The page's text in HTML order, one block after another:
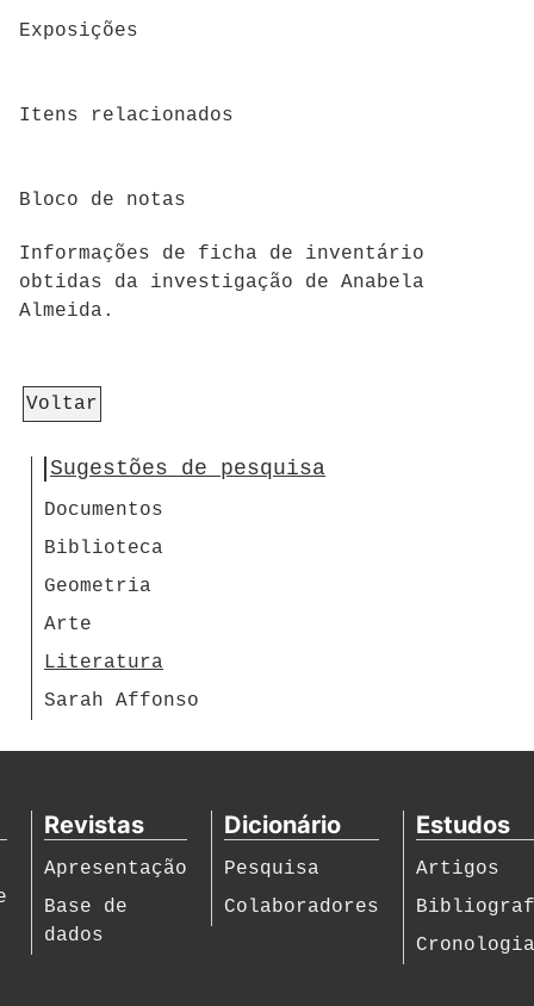
Exposições
Itens relacionados
Bloco de notas
Informações de ficha de inventário
obtidas da investigação de Anabela
Almeida.
Voltar
Sugestões de pesquisa
Documentos
Biblioteca
Geometria
Arte
Literatura
Sarah Affonso
Revistas
Apresentação
Base de
dados
Dicionário
Pesquisa
Colaboradores
Estudos
Artigos